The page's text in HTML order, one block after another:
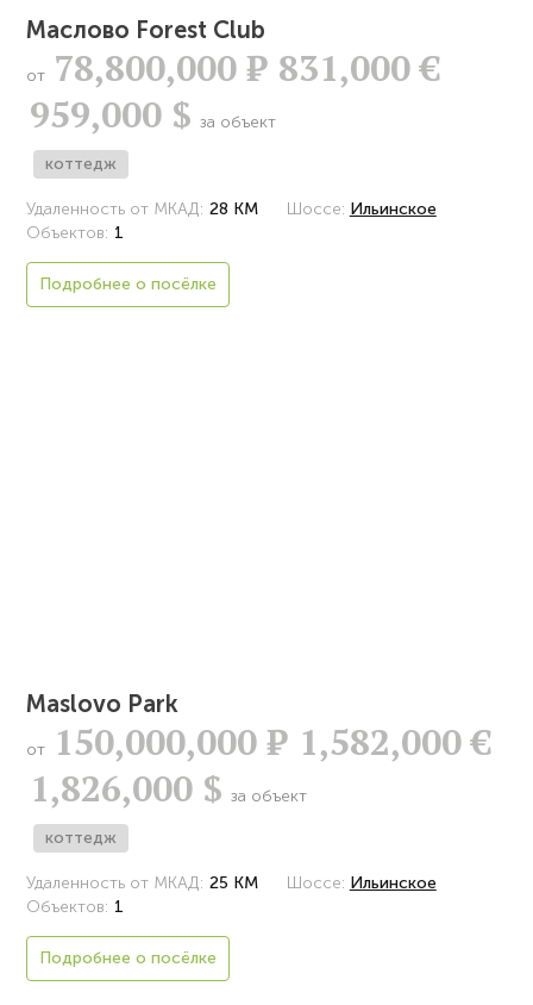
Маслово Forest Club
от 78,800,000Р 831,000 €
959,000 $ за объект
коттедж
Удаленность от МКАД: 28 КМ Шоссе: Ильинское
Объектов: 1
Подробнее о посёлке
Maslovo Park
от 150,000,000Р 1,582,000 €
1,826,000 $ за объект
коттедж
Удаленность от МКАД: 25 КМ Шоссе: Ильинское
Объектов: 1
Подробнее о посёлке